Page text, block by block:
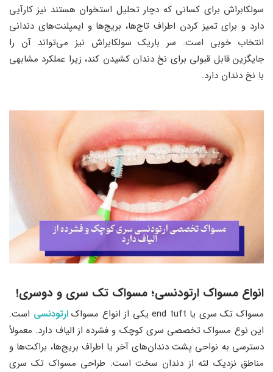
سولکابراش برای کسانی که دچار تحلیل استخوان هستند نیز کارآیی
دارد و برای تمیز کردن اطراف تاج‌ها، بریج‌ها و ایمپلنت‌های دندانی
انتخاب خوبی است. سر باریک سولکابراش نیز می‌تواند آن را
جایگزین قابل قبولی برای نخ دندان کشیدن کند، زیرا عملکرد مشابهی
با نخ دندان دارد.
انواع مسواک ارتودنسی؛ مسواک تک سری و دوسری!
مسواک تک سری یا end tuft یکی از انواع مسواک ارتودنسی است.
این نوع مسواک تخصصی سری کوچک و فشرده از الیاف دارد. معمولاً
دسترسی به نواحی پشت دندان‌های آخر یا اطراف بریج‌ها، براکت‌ها و
مناطق نزدیک لثه از دندان سخت است. طراحی مسواک تک سری